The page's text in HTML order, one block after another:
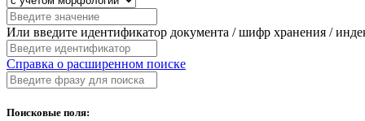
Или введите идентификатор документа / шифр хранения /
Справка о расширенном поиске
Поисковые поля: